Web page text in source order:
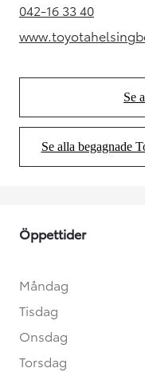
042-16 33 40(Opens in new
Se
Se alla begagnade
Öppettider
Måndag
Tisdag
Onsdag
Torsdag